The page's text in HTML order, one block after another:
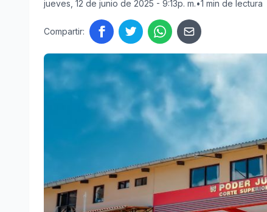
jueves, 12 de junio de 2025 - 9:13p. m.•1 min de lectura
Compartir: